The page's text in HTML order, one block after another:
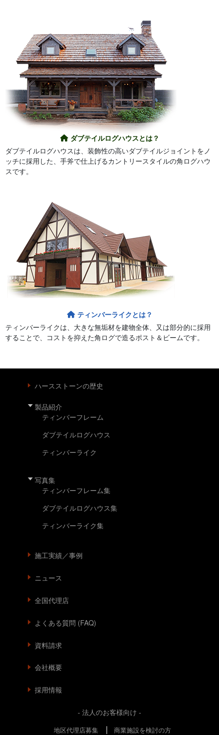
ダブテイルログハウスとは？
ダブテイルログハウスは、装飾性の高いダブテイルジョイントをノ
ッチに採用した、手斧で仕上げるカントリースタイルの角ログハウ
スです。
ティンバーライクとは？
ティンバーライクは、大きな無垢材を建物全体、又は部分的に採用
することで、コストを抑えた角ログで造るポスト＆ビームです。
ハースストーンの歴史
製品紹介
ティンバーフレーム
ダブテイルログハウス
ティンバーライク
写真集
ティンバーフレーム集
ダブテイルログハウス集
ティンバーライク集
施工実績／事例
ニュース
全国代理店
よくある質問 (FAQ)
資料請求
会社概要
採用情報
- 法人のお客様向け -
地区代理店募集 商業施設を検討の方